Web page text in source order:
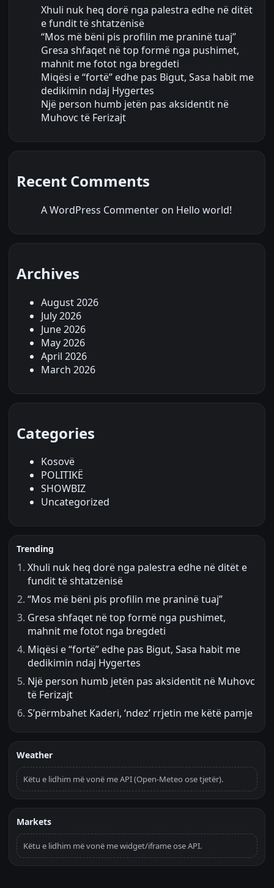
Xhuli nuk heq dorë nga palestra edhe në ditët
e fundit të shtatzënisë
“Mos më bëni pis profilin me praninë tuaj”
Gresa shfaqet në top formë nga pushimet,
mahnit me fotot nga bregdeti
Miqësi e “fortë” edhe pas Bigut, Sasa habit me
dedikimin ndaj Hygertes
Një person humb jetën pas aksidentit në
Muhovc të Ferizajt
Recent Comments
A WordPress Commenter on Hello world!
Archives
August 2026
July 2026
June 2026
May 2026
April 2026
March 2026
Categories
Kosovë
POLITIKË
SHOWBIZ
Uncategorized
Trending
Xhuli nuk heq dorë nga palestra edhe në ditët e
fundit të shtatzënisë
“Mos më bëni pis profilin me praninë tuaj”
Gresa shfaqet në top formë nga pushimet,
mahnit me fotot nga bregdeti
Miqësi e “fortë” edhe pas Bigut, Sasa habit me
dedikimin ndaj Hygertes
Një person humb jetën pas aksidentit në Muhovc
të Ferizajt
S’përmbahet Kaderi, ‘ndez’ rrjetin me këtë pamje
Weather
Këtu e lidhim më vonë me API (Open-Meteo ose tjetër).
Markets
Këtu e lidhim më vonë me widget/iframe ose API.